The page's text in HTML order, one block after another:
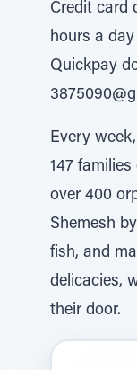
Credit card
hours a day
Quickpay
Every
147
over 400
Shemesh
fish, and
delicacies,
their door.